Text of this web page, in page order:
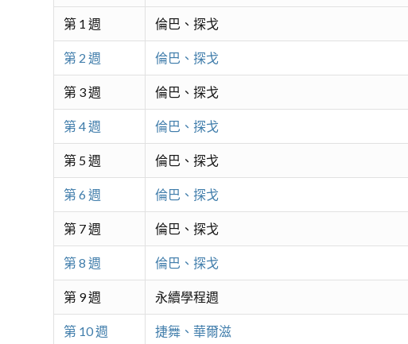
第 1 週 倫巴、探戈
第 2 週 倫巴、探戈
第 3 週 倫巴、探戈
第 4 週 倫巴、探戈
第 5 週 倫巴、探戈
第 6 週 倫巴、探戈
第 7 週 倫巴、探戈
第 8 週 倫巴、探戈
第 9 週 永續學程週
第 10 週 捷舞、華爾滋